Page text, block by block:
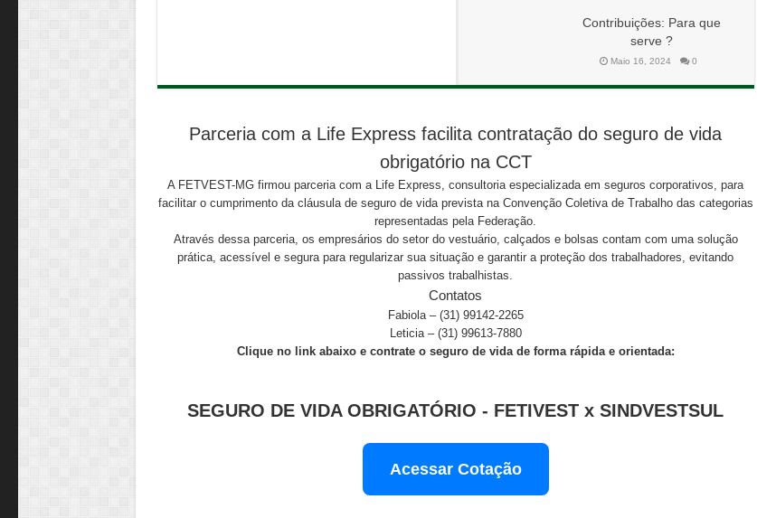
Contribuições: Para que
serve ?
Maio 16, 2024 0
Parceria com a Life Express facilita contratação do seguro de vida
obrigatório na CCT
A FETVEST-MG firmou parceria com a Life Express, consultoria especializada em seguros corporativos, para
facilitar o cumprimento da cláusula de seguro de vida prevista na Convenção Coletiva de Trabalho das categorias
representadas pela Federação.
Através dessa parceria, os empresários do setor do vestuário, calçados e bolsas contam com uma solução
prática, acessível e segura para regularizar sua situação e garantir a proteção dos trabalhadores, evitando
passivos trabalhistas.
Contatos
Fabiola – (31) 99142-2265
Leticia – (31) 99613-7880
Clique no link abaixo e contrate o seguro de vida de forma rápida e orientada:
SEGURO DE VIDA OBRIGATÓRIO - FETIVEST x SINDVESTSUL
Acessar Cotação